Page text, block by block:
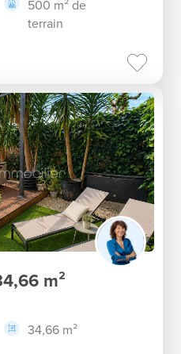
500 m² de
terrain
m²
34,66 m²